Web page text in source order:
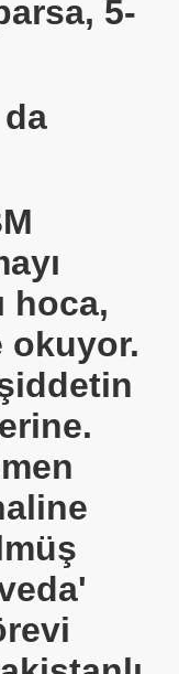
5-
hoca,
okuyor.